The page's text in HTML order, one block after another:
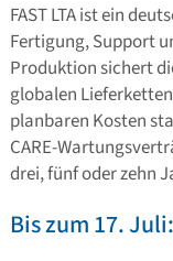
FAST LTA ist ein
Fertigung, Support
Produktion sichert
globalen
planbaren Kosten
CARE-
drei, fünf oder zehn
Bis zum 17.